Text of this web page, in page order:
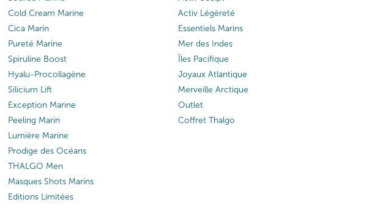
Cold Cream Marine
Cica Marin
Pureté Marine
Spiruline Boost
Hyalu-Procollagène
Silicium Lift
Exception Marine
Peeling Marin
Lumière Marine
Prodige des Océans
THALGO Men
Masques Shots Marins
Editions Limitées
Activ Légèreté
Essentiels Marins
Mer des Indes
Îles Pacifique
Joyaux Atlantique
Merveille Arctique
Outlet
Coffret Thalgo